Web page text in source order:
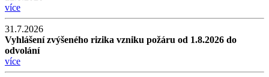
více
31.7.2026
Vyhlášení zvýšeného rizika vzniku požáru od 1.8.2026 do
odvolání
více